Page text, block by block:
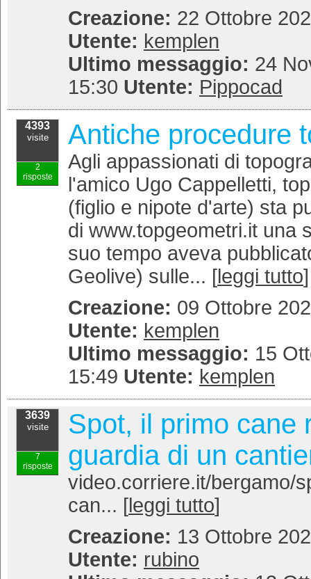
Creazione: 22 Ottobre
Utente: kemplen
Ultimo messaggio: 24
15:30 Utente: Pippocad
4393
visite
2
risposte
Antiche procedure
Agli appassionati di
l'amico Ugo Cappelletti,
(figlio e nipote d'arte) sta
di www.topgeometri.it una
suo tempo aveva
Geolive) sulle... [ leggi tutto]
Creazione: 09 Ottobre
Utente: kemplen
Ultimo messaggio: 15
15:49 Utente: kemplen
3639
visite
7
risposte
Spot, il primo cane
guardia di un
video.corriere.it/bergamo/
can... [ leggi tutto]
Creazione: 13 Ottobre
Utente: rubino